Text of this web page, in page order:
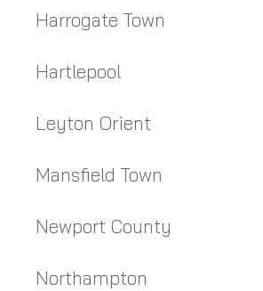
Harrogate Town
Hartlepool
Leyton Orient
Mansfield Town
Newport County
Northampton